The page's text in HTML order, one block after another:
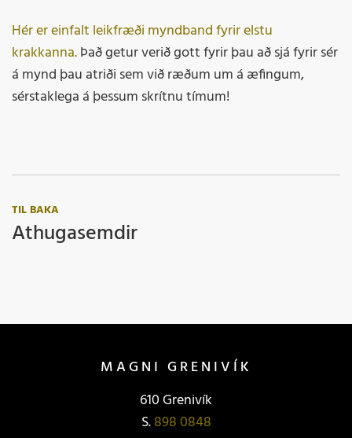
Hér er einfalt leikfræði myndband fyrir elstu
krakkanna.Það getur verið gott fyrir þau að sjá fyrir sér
á mynd þau atriði sem við ræðum um á æfingum,
sérstaklega á þessum skrítnu tímum!
TIL BAKA
Athugasemdir
MAGNI GRENIVÍK
610 Grenivík
S.898 0848